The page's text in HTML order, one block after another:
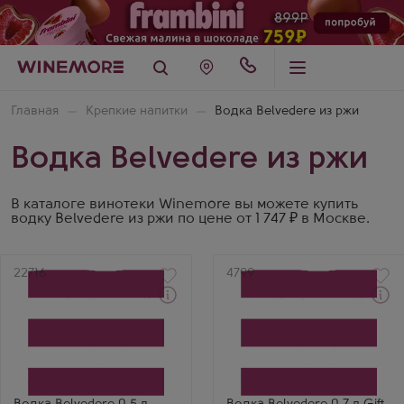
Главная Крепкие напитки Водка Belvedere из ржи
Водка Belvedere из ржи
В каталоге винотеки Winemore вы можете купить
водку Belvedere из ржи по цене от 1 747 ₽ в Москве.
Артикул
22716
Производитель
Артикул
4799
Производитель